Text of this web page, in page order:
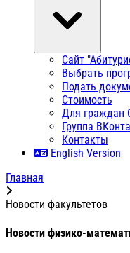
Сайт
Выбрать
Подать
Стоимость
Для граждан
Группа
Контакты
English Version
Главная
Новости факультетов
Новости физико-